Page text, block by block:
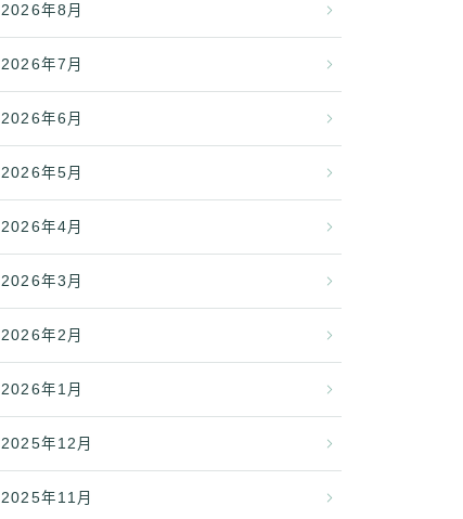
2026年8月
2026年7月
2026年6月
2026年5月
2026年4月
2026年3月
2026年2月
2026年1月
2025年12月
2025年11月